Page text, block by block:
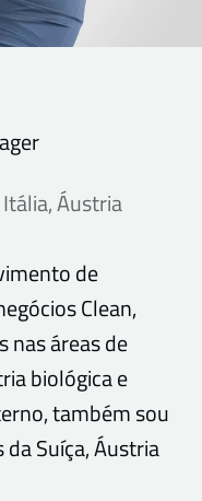
Itália, Áustria
de
Clean,
nas áreas de
biológica e
também sou
Suíça, Áustria